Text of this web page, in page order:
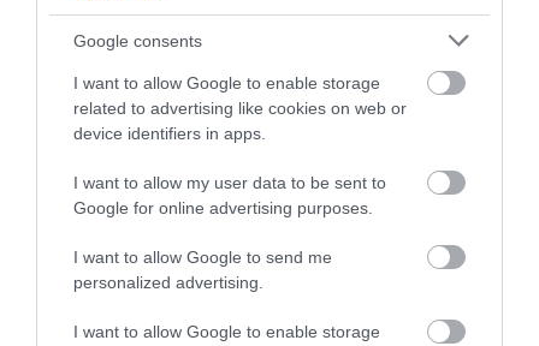
Google consents
I want to allow Google to enable storage
related to advertising like cookies on web or
device identifiers in apps.
I want to allow my user data to be sent to
Google for online advertising purposes.
I want to allow Google to send me
personalized advertising.
I want to allow Google to enable storage